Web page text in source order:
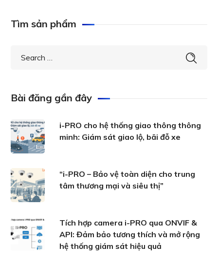
Tìm sản phẩm
Bài đăng gần đây
i-PRO cho hệ thống giao thông thông
minh: Giám sát giao lộ, bãi đỗ xe
“i-PRO – Bảo vệ toàn diện cho trung
tâm thương mại và siêu thị”
Tích hợp camera i-PRO qua ONVIF &
API: Đảm bảo tương thích và mở rộng
hệ thống giám sát hiệu quả